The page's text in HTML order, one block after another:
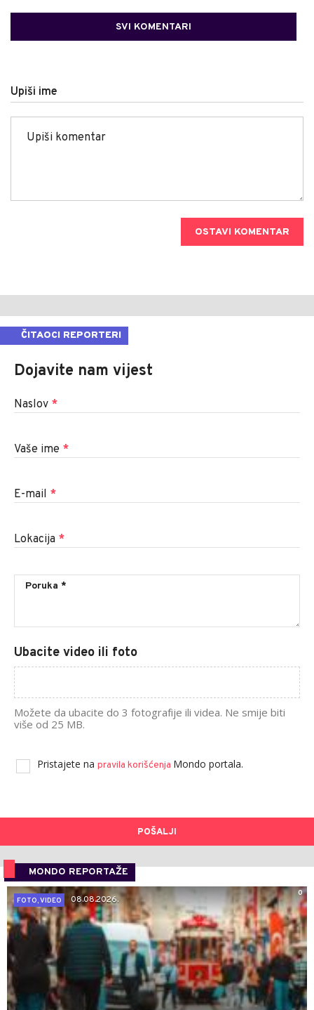
SVI KOMENTARI
Upiši ime
OSTAVI KOMENTAR
ČITAOCI REPORTERI
Dojavite nam vijest
Naslov *
Vaše ime *
E-mail *
Lokacija *
Ubacite video ili foto
Možete da ubacite do 3 fotografije ili videa. Ne smije biti
više od 25 MB.
Pristajete na pravila korišćenja Mondo portala.
POŠALJI
MONDO REPORTAŽE
0
FOTO, VIDEO
08.08.2026.